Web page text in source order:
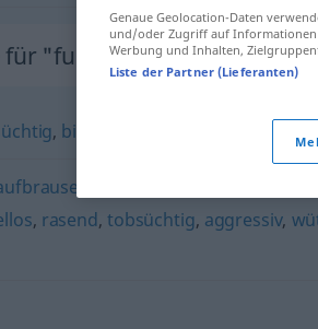
für "fuchsteufelswild"
, bitterböse
, rasend,tobsüchtig, aggressiv,
Genaue Geolocation-Daten
und/oder Zugriff auf Informationen
Werbung und Inhalten,
Liste der Partner (Lieferanten)